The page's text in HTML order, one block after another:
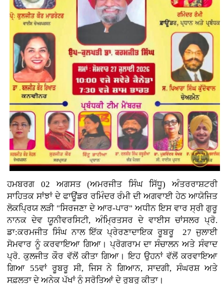
ਹਮਬਰਗ 02 ਅਗਸਤ (ਅਮਰਜੀਤ ਸਿੰਘ ਸਿੱਧੂ) ਅੰਤਰਰਾਸ਼ਟਰੀ
ਸਾਹਿਤਕ ਸਾਂਝਾਂ ਦੇ ਫਾਊਂਡਰ ਰਮਿੰਦਰ ਰੰਮੀ ਦੀ ਅਗਵਾਈ ਹੇਠ ਆਯੋਜਿਤ
ਲੋਕਪ੍ਰਿਯ ਲੜੀ "ਸਿਰਜਣਾ ਦੇ ਆਰ-ਪਾਰ" ਅਧੀਨ ਇਸ ਵਾਰ ਸ੍ਰੀ ਗੁਰੂ
ਨਾਨਕ ਦੇਵ ਯੂਨੀਵਰਸਿਟੀ, ਅੰਮ੍ਰਿਤਸਰ ਦੇ ਵਾਈਸ ਚਾਂਸਲਰ ਪ੍ਰੋ.
ਡਾ:ਕਰਮਜੀਤ ਸਿੰਘ ਨਾਲ ਇੱਕ ਪ੍ਰੇਰਣਾਦਾਇਕ ਰੂਬਰੂ 27 ਜੁਲਾਈ
ਸੋਮਵਾਰ ਨੂੰ ਕਰਵਾਇਆ ਗਿਆ। ਪ੍ਰੋਗਰਾਮ ਦਾ ਸੰਚਾਲਨ ਅਤੇ ਸੰਵਾਦ
ਪ੍ਰੋ. ਕੁਲਜੀਤ ਕੌਰ ਵੱਲੋਂ ਕੀਤਾ ਗਿਆ। ਇਹ ਉਹਨਾਂ ਵੱਲੋਂ ਕਰਵਾਇਆ
ਗਿਆ 55ਵਾਂ ਰੂਬਰੂ ਸੀ, ਜਿਸ ਨੇ ਗਿਆਨ, ਸਾਦਗੀ, ਸੰਘਰਸ਼ ਅਤੇ
ਸਫ਼ਲਤਾ ਦੇ ਅਨੇਕ ਪੱਖਾਂ ਨੂੰ ਸਰੋਤਿਆਂ ਦੇ ਰੂਬਰੂ ਕੀਤਾ।